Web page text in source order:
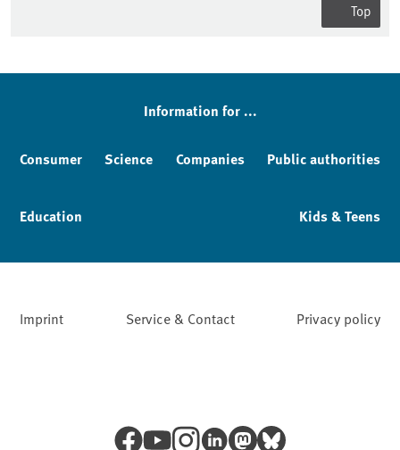
Top
Information for ...
Consumer Science Companies Public authorities
Education Kids & Teens
Imprint Service & Contact Privacy policy